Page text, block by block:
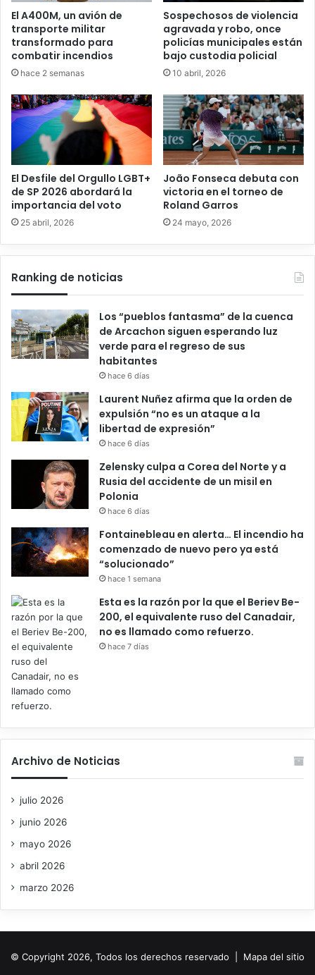
El A400M, un avión de
transporte militar
transformado para
combatir incendios
hace 2 semanas
Sospechosos de violencia
agravada y robo, once
policías municipales están
bajo custodia policial
10 abril, 2026
El Desfile del Orgullo LGBT+
de SP 2026 abordará la
importancia del voto
25 abril, 2026
João Fonseca debuta con
victoria en el torneo de
Roland Garros
24 mayo, 2026
Ranking de noticias
Los “pueblos fantasma” de la cuenca
de Arcachon siguen esperando luz
verde para el regreso de sus
habitantes
hace 6 días
Laurent Nuñez afirma que la orden de
expulsión “no es un ataque a la
libertad de expresión”
hace 6 días
Zelensky culpa a Corea del Norte y a
Rusia del accidente de un misil en
Polonia
hace 6 días
Fontainebleau en alerta… El incendio ha
comenzado de nuevo pero ya está
“solucionado”
hace 1 semana
Esta es la razón por la que el Beriev Be-
200, el equivalente ruso del Canadair,
no es llamado como refuerzo.
hace 7 días
Archivo de Noticias
julio 2026
junio 2026
mayo 2026
abril 2026
marzo 2026
© Copyright 2026, Todos los derechos reservado | Mapa del sitio